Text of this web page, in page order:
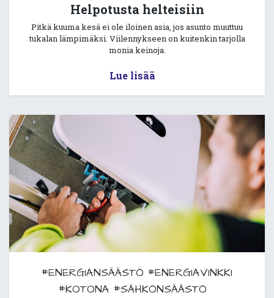
Helpotusta helteisiin
Pitkä kuuma kesä ei ole iloinen asia, jos asunto muuttuu
tukalan lämpimäksi. Viilennykseen on kuitenkin tarjolla
monia keinoja.
Lue lisää
#ENERGIANSÄÄSTÖ #ENERGIAVINKKI
#KOTONA #SÄHKÖNSÄÄSTÖ